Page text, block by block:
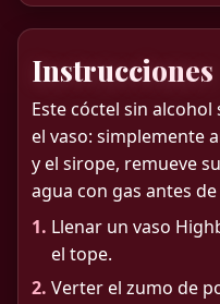
Instrucciones
Este cóctel sin
el vaso: simplemente
y el sirope, remueve
agua con gas antes
1. Llenar un vaso
el tope.
2. Verter el zumo de